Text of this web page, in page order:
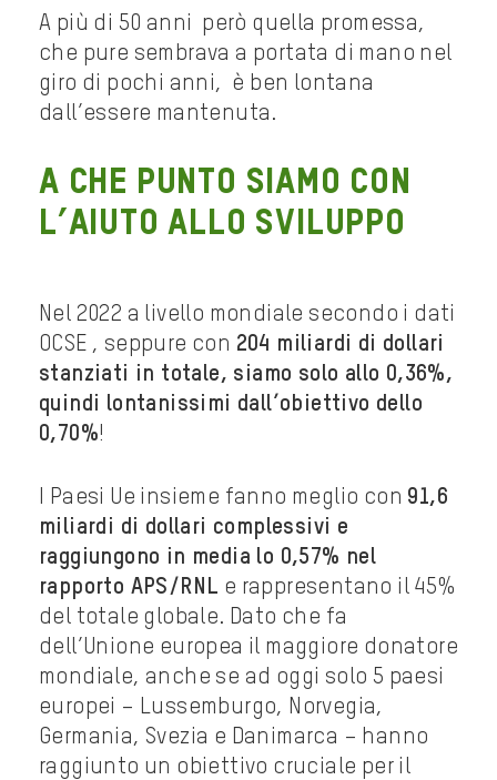
A più di 50 anni però quella promessa,
che pure sembrava a portata di mano nel
giro di pochi anni, è ben lontana
dall’essere mantenuta.
A CHE PUNTO SIAMO CON
L’AIUTO ALLO SVILUPPO
Nel 2022 a livello mondiale secondo i dati
OCSE , seppure con 204 miliardi di dollari
stanziati in totale, siamo solo allo 0,36%,
quindi lontanissimi dall’obiettivo dello
0,70%!
I Paesi Ue insieme fanno meglio con 91,6
miliardi di dollari complessivi e
raggiungono in media lo 0,57% nel
rapporto APS/RNL e rappresentano il 45%
del totale globale. Dato che fa
dell’Unione europea il maggiore donatore
mondiale, anche se ad oggi solo 5 paesi
europei – Lussemburgo, Norvegia,
Germania, Svezia e Danimarca – hanno
raggiunto un obiettivo cruciale per il